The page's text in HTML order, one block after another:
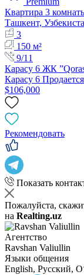
Квартира 3
Ташкент,
3
150 м²
9/11
Карасу 6 ЖК
Карасу 6
$106,000
Рекомендовать
Показать
Пожалуйста,
на Realting.uz
Агентство
Ravshan Valiullin
Языки общения
English, Русский,